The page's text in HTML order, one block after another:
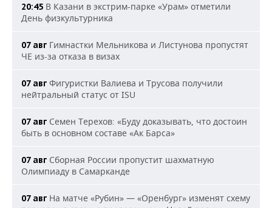
20:45 В Казани в экстрим-парке «Урам» отметили
День физкультурника
07 авг Гимнастки Мельникова и Листунова пропустят
ЧЕ из-за отказа в визах
07 авг Фигуристки Валиева и Трусова получили
нейтральный статус от ISU
07 авг Семен Терехов: «Буду доказывать, что достоин
быть в основном составе «Ак Барса»
07 авг Сборная России пропустит шахматную
Олимпиаду в Самарканде
07 авг На матче «Рубин» — «Оренбург» изменят схему